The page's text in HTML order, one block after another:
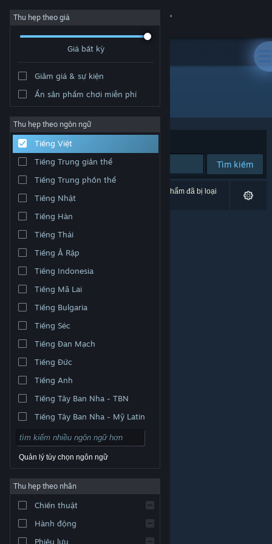
Đăng nhập
Cộng đồng
Thông tin
Hỗ trợ
Thay đổi ngôn ngữ
Cài ứng dụng Steam di động
Xem web cho desktop
thương hiệu là tài sản của chủ sở hữu tương ứng tại
Pháp lý
Hỗ trợ tiếp cận
ký Steam
|Hoàn tiền|
Thu hẹp theo giá
Giá bất kỳ
Giảm giá & sự kiện
Ẩn sản phẩm chơi miễn phí
Thu hẹp theo ngôn ngữ
Tiếng Việt
Tiếng Trung giản thể
Tiếng Trung phồn thể
Tiếng Nhật
Tiếng Hàn
Tiếng Thái
Tiếng Ả Rập
Tiếng Indonesia
Tiếng Mã Lai
Tiếng Bulgaria
Tiếng Séc
Tiếng Đan Mạch
Tiếng Đức
Tiếng Anh
Tiếng Tây Ban Nha - TBN
Tiếng Tây Ban Nha - Mỹ Latin
Quản lý tùy chọn ngôn ngữ
Thu hẹp theo nhãn
Chiến thuật
Hành động
Phiêu lưu
Nhà phát triển: Chris Hodge
Xếp theo Độ liên quan
Tìm kiếm
0 kết quả phù hợp tìm kiếm của bạn. 1 tựa sản phẩm đã bị loại
trừ dựa trên tùy chỉnh của bạn.